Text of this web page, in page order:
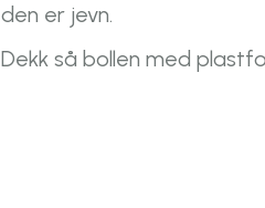
den er jevn.
Dekk så bollen med